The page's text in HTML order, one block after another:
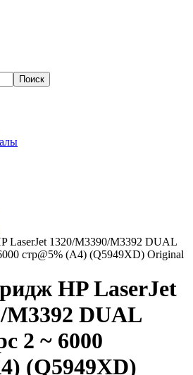
Поиск
LaserJet 1320/M3390/M3392 DUAL
стр@5% (A4) (Q5949XD) Original
HP LaserJet
M3392 DUAL
2 ~ 6000
(Q5949XD)